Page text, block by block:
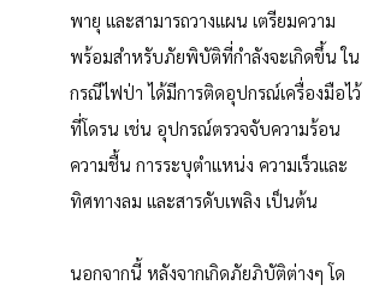
พายุ และสามารถวางแผน เตรียมความ
พร้อมสำหรับภัยพิบัติที่กำลังจะเกิดขึ้น ใน
กรณีไฟป่า ได้มีการติดอุปกรณ์เครื่องมือไว้
ที่โดรน เช่น อุปกรณ์ตรวจจับความร้อน
ความชื้น การระบุตำแหน่ง ความเร็วและ
ทิศทางลม และสารดับเพลิง เป็นต้น
นอกจากนี้ หลังจากเกิดภัยภิบัติต่างๆ โด